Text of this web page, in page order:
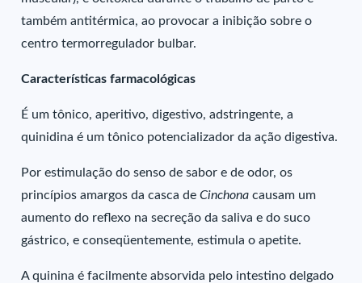
também antitérmica, ao provocar a inibição sobre o
centro termorregulador bulbar.
Características farmacológicas
É um tônico, aperitivo, digestivo, adstringente, a
quinidina é um tônico potencializador da ação digestiva.
Por estimulação do senso de sabor e de odor, os
princípios amargos da casca deCinchonacausam um
aumento do reflexo na secreção da saliva e do suco
gástrico, e conseqüentemente, estimula o apetite.
A quinina é facilmente absorvida pelo intestino delgado